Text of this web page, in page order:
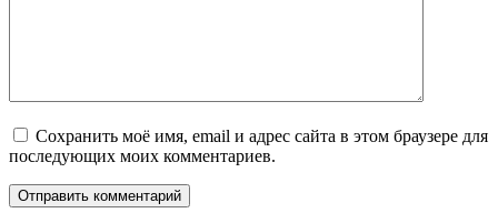
Сохранить моё имя, email и адрес сайта в этом браузере для
последующих моих комментариев.